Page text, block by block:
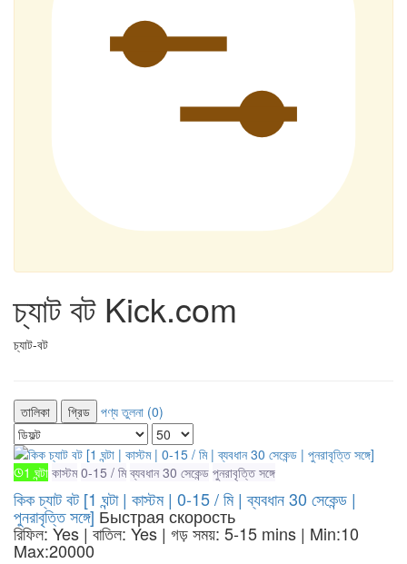
চ্যাট বট Kick.com
চ্যাট-বট
তালিকা গ্রিড পণ্য তুলনা (0)
1 ঘন্টা কাস্টম 0-15 / মি ব্যবধান 30 সেকেন্ড পুনরাবৃত্তি সঙ্গে
কিক চ্যাট বট [1 ঘন্টা | কাস্টম | 0-15 / মি | ব্যবধান 30 সেকেন্ড |
পুনরাবৃত্তি সঙ্গে] Быстрая скорость
রিফিল: Yes | বাতিল: Yes | গড় সময়: 5-15 mins | Min:10
Max:20000